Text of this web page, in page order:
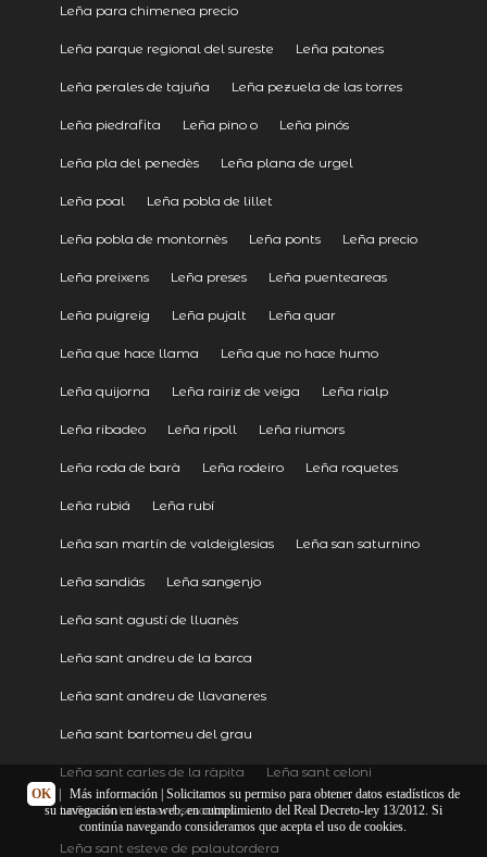
Leña para chimenea precio
Leña parque regional del sureste Leña patones
Leña perales de tajuña Leña pezuela de las torres
Leña piedrafita Leña pino o Leña pinós
Leña pla del penedès Leña plana de urgel
Leña poal Leña pobla de lillet
Leña pobla de montornès Leña ponts Leña precio
Leña preixens Leña preses Leña puenteareas
Leña puigreig Leña pujalt Leña quar
Leña que hace llama Leña que no hace humo
Leña quijorna Leña rairiz de veiga Leña rialp
Leña ribadeo Leña ripoll Leña riumors
Leña roda de barà Leña rodeiro Leña roquetes
Leña rubiá Leña rubí
Leña san martín de valdeiglesias Leña san saturnino
Leña sandiás Leña sangenjo
Leña sant agustí de lluanès
Leña sant andreu de la barca
Leña sant andreu de llavaneres
Leña sant bartomeu del grau
Leña sant carles de la ràpita Leña sant celoni
Leña sant climent sescebes
Leña sant esteve de palautordera
OK Más información| Solicitamos su permiso para obtener datos estadísticos de
su navegación en esta web, en cumplimiento del Real Decreto-ley 13/2012. Si
continúa navegando consideramos que acepta el uso de cookies.